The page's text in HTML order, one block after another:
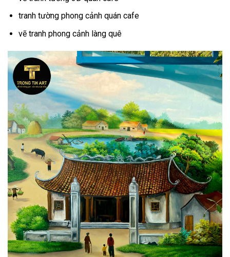
tranh tường phong cảnh quán cafe
vẽ tranh phong cảnh làng quê